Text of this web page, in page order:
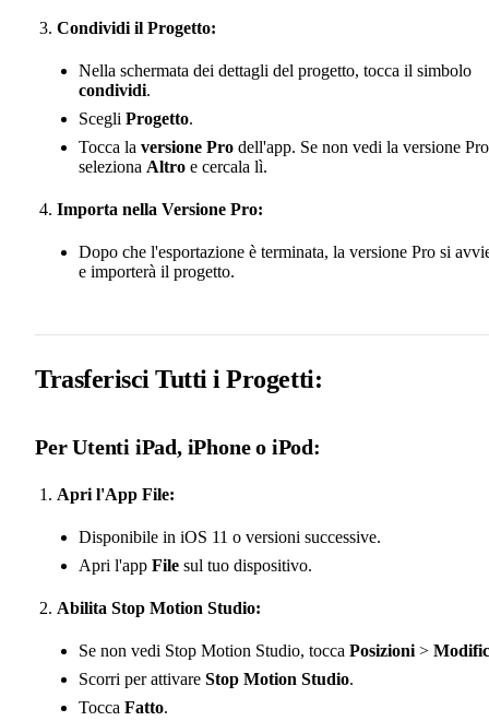
Condividi il Progetto:
Nella schermata dei dettagli del progetto, tocca il simbolo
condividi.
Scegli Progetto.
Tocca la versione Pro dell'app. Se non vedi la versione
seleziona Altro e cercala lì.
Importa nella Versione Pro:
Dopo che l'esportazione è terminata, la versione Pro si
e importerà il progetto.
Trasferisci Tutti i Progetti:
Per Utenti iPad, iPhone o iPod:
Apri l'App File:
Disponibile in iOS 11 o versioni successive.
Apri l'app File sul tuo dispositivo.
Abilita Stop Motion Studio:
Se non vedi Stop Motion Studio, tocca Posizioni >
Scorri per attivare Stop Motion Studio.
Tocca Fatto.